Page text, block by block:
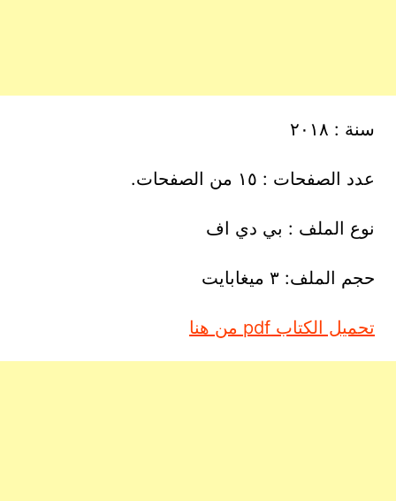
سنة : ٢٠١٨
عدد الصفحات : ١٥ من الصفحات.
نوع الملف : بي دي اف
حجم الملف: ٣ ميغابايت
تحميل الكتاب pdf من هنا